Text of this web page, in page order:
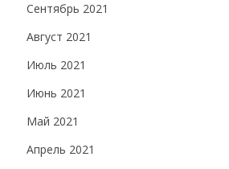
Сентябрь 2021
Август 2021
Июль 2021
Июнь 2021
Май 2021
Апрель 2021